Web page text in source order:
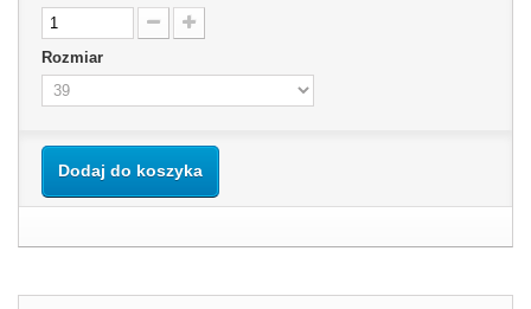
Rozmiar
Dodaj do koszyka